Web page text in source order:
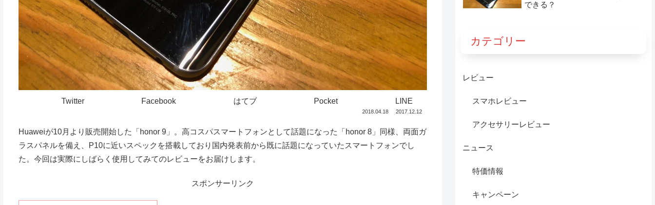
Twitter Facebook はてブ Pocket LINE
2018.04.18 2017.12.12
Huaweiが10月より販売開始した「honor 9」。高コスパスマートフォンとして話題になった「honor 8」同様、両面ガ
ラスパネルを備え、P10に近いスペックを搭載しており国内発表前から既に話題になっていたスマートフォンでし
た。今回は実際にしばらく使用してみてのレビューをお届けします。
スポンサーリンク
できる？
カテゴリー
レビュー
スマホレビュー
アクセサリーレビュー
ニュース
特価情報
キャンペーン